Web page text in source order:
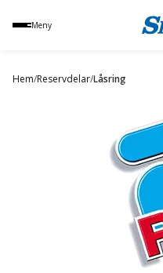
Meny
namn,
Hem/Reservdelar/Låsring